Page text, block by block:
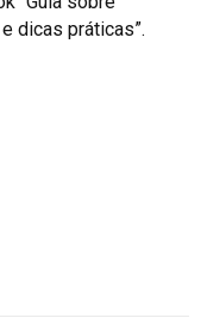
dicas práticas”.